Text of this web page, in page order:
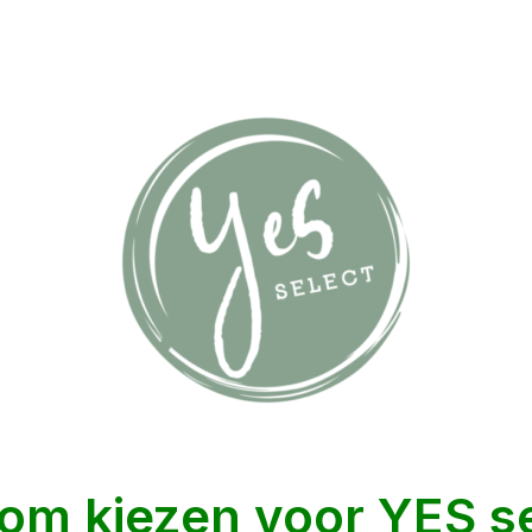
kiezen voor YES